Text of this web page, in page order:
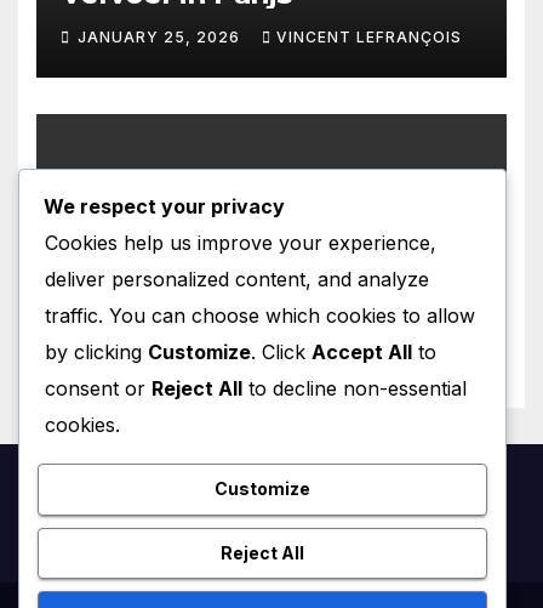
JANUARY 25, 2026 VINCENT LEFRANÇOIS
CATALA
Personatges de Ficció a París
JANUARY 24, 2026 VINCENT LEFRANÇOIS
French4us.net
We respect your privacy
Cookies help us improve your experience,
deliver personalized content, and analyze
traffic. You can choose which cookies to allow
by clicking Customize. Click Accept All to
consent or Reject All to decline non-essential
cookies.
Customize
Reject All